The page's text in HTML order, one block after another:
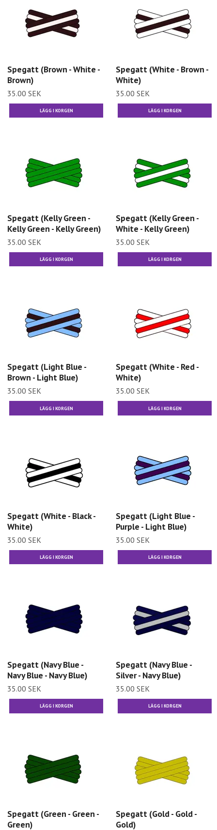
Spegatt (Brown - White -
Brown)
35.00 SEK
Spegatt (White - Brown -
White)
35.00 SEK
Spegatt (Kelly Green -
Kelly Green - Kelly Green)
35.00 SEK
Spegatt (Kelly Green -
White - Kelly Green)
35.00 SEK
Spegatt (Light Blue -
Brown - Light Blue)
35.00 SEK
Spegatt (White - Red -
White)
35.00 SEK
Spegatt (White - Black -
White)
35.00 SEK
Spegatt (Light Blue -
Purple - Light Blue)
35.00 SEK
Spegatt (Navy Blue -
Navy Blue - Navy Blue)
35.00 SEK
Spegatt (Navy Blue -
Silver - Navy Blue)
35.00 SEK
Spegatt (Green - Green -
Green)
Spegatt (Gold - Gold -
Gold)